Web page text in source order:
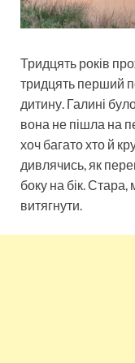
Тридцять років
тридцять перший
дитину. Галині
вона не пішла на
хоч багато хто й
дивлячись, як
боку на бік.
витягнути.